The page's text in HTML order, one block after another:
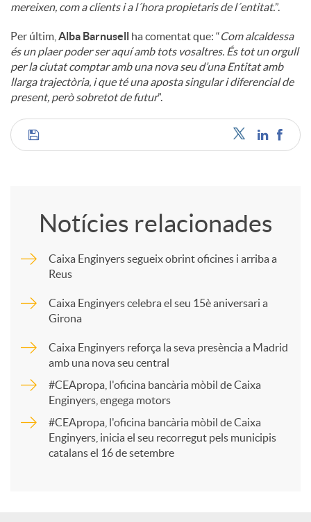
mereixen, com a clients i a l´hora propietaris de l´entitat.”.
Per últim, Alba Barnusell ha comentat que: “Com alcaldessa
és un plaer poder ser aquí amb tots vosaltres. És tot un orgull
per la ciutat comptar amb una nova seu d’una Entitat amb
llarga trajectòria, i que té una aposta singular i diferencial de
present, però sobretot de futur”.
C
m
r
t
Notícies relacionades
Caixa Enginyers segueix obrint oficines i arriba a
Reus
Caixa Enginyers celebra el seu 15è aniversari a
Girona
Caixa Enginyers reforça la seva presència a Madrid
amb una nova seu central
#CEApropa, l'oficina bancària mòbil de Caixa
Enginyers, engega motors
#CEApropa, l'oficina bancària mòbil de Caixa
Enginyers, inicia el seu recorregut pels municipis
catalans el 16 de setembre